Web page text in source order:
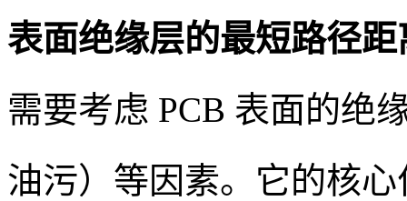
表面绝缘层的最短路径距
需要考虑 PCB 表面的绝
油污）等因素。它的核